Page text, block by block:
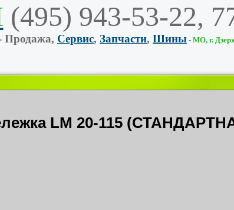
(495) 943-53-22,
Продажа, Сервис, Запчасти, Шины - МО, г.
LM 20-115